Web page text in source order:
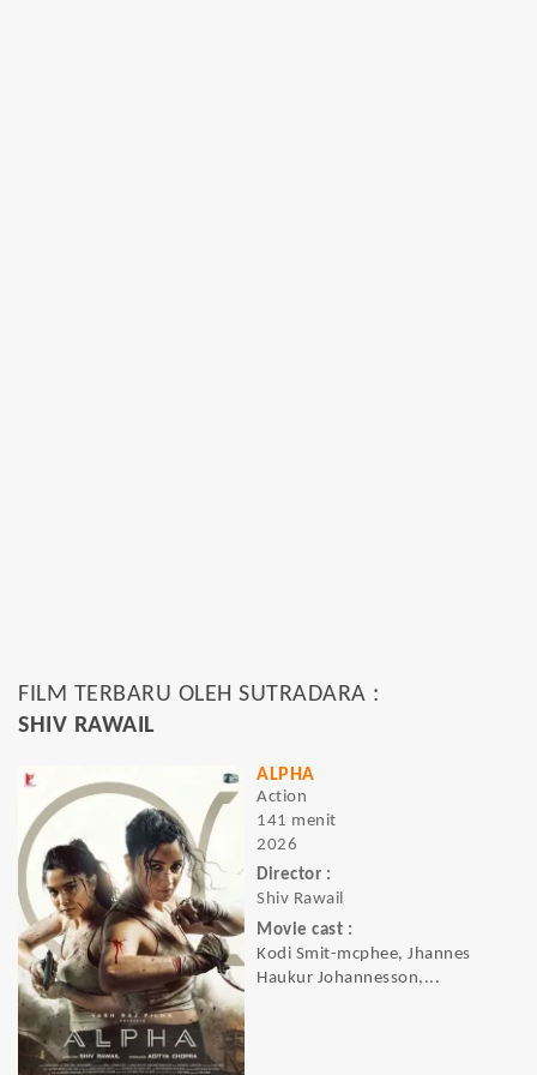
FILM TERBARU OLEH SUTRADARA :
SHIV RAWAIL
ALPHA
Action
141 menit
2026
Director :
Shiv Rawail
Movie cast :
Kodi Smit-mcphee, Jhannes
Haukur Johannesson,...